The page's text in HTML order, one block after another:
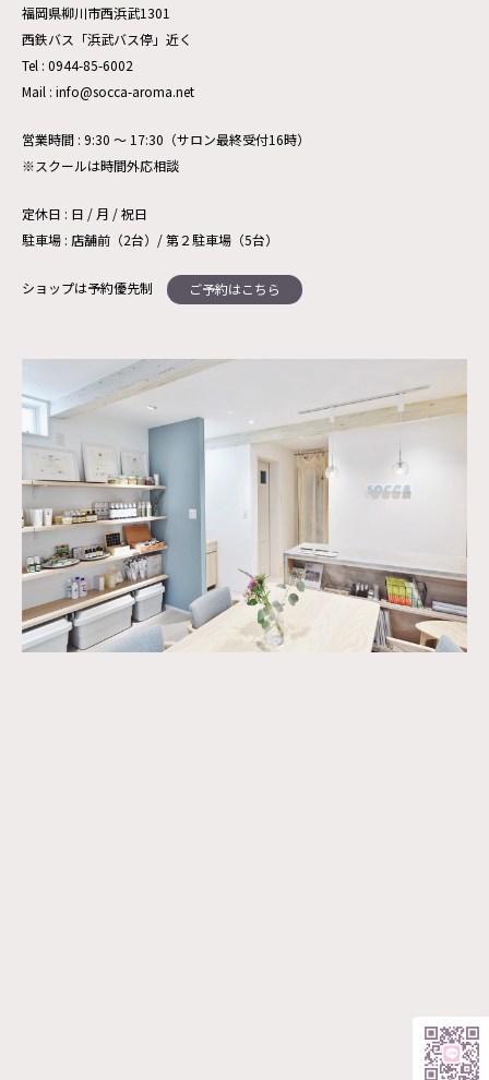
福岡県柳川市西浜武1301
西鉄バス「浜武バス停」近く
Tel : 0944-85-6002
Mail : info@socca-aroma.net
営業時間 : 9:30 ～ 17:30（サロン最終受付16時）
※スクールは時間外応相談
定休日 : 日 / 月 / 祝日
駐車場 : 店舗前（2台）/ 第２駐車場（5台）
ショップは予約優先制 ご予約はこちら